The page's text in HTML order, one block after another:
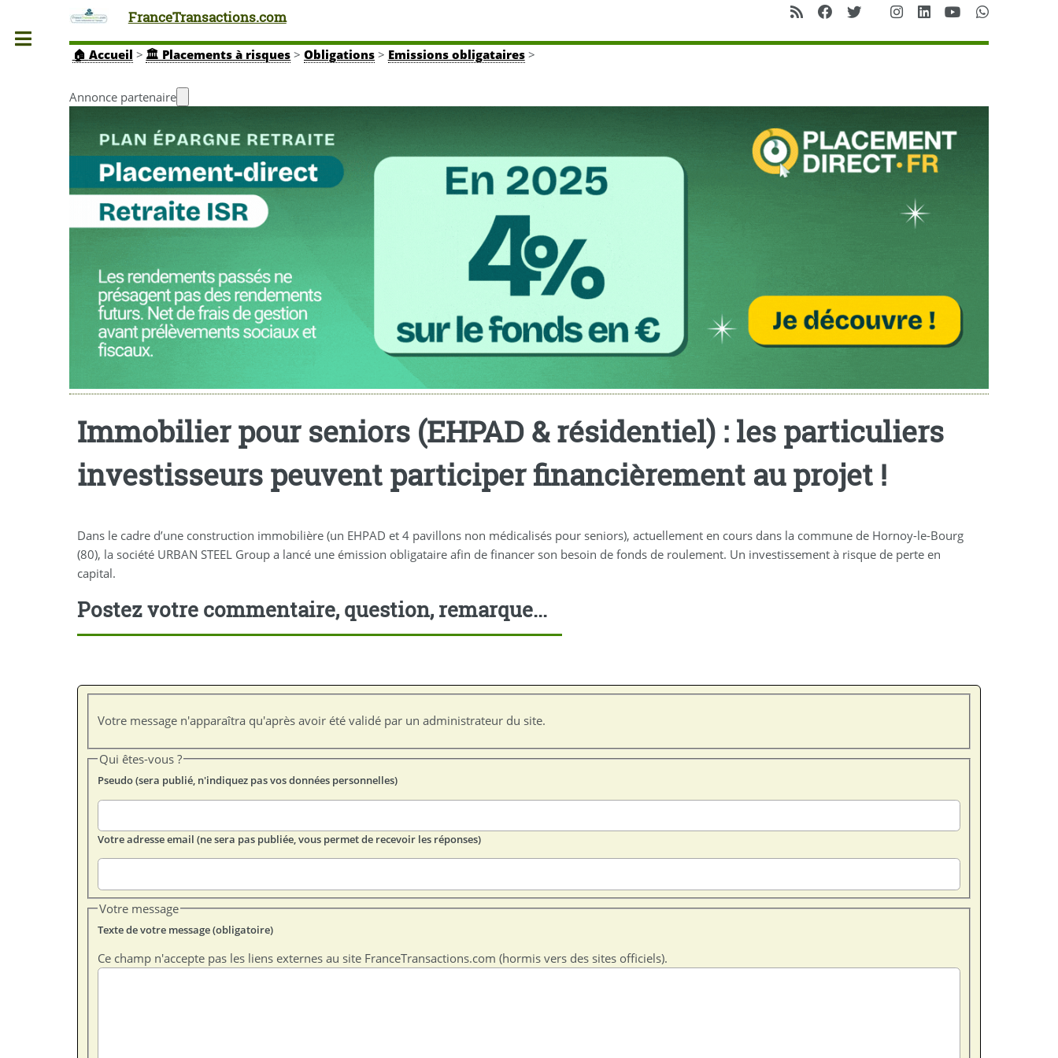
FranceTransactions.com
🏠 Accueil > 🏛️ Placements à risques > Obligations> Emissions obligataires>
Annonce partenaire
Immobilier pour seniors (EHPAD & résidentiel) : les particuliers
investisseurs peuvent participer financièrement au projet !
Dans le cadre d’une construction immobilière (un EHPAD et 4 pavillons non médicalisés pour seniors), actuellement en cours dans la commune de Hornoy-le-Bourg
(80), la société URBAN STEEL Group a lancé une émission obligataire afin de financer son besoin de fonds de roulement. Un investissement à risque de perte en
capital.
Postez votre commentaire, question, remarque...
Votre message n'apparaîtra qu'après avoir été validé par un administrateur du site.
Qui êtes-vous ?
Pseudo (sera publié, n'indiquez pas vos données personnelles)
Votre adresse email (ne sera pas publiée, vous permet de recevoir les réponses)
Votre message
Texte de votre message (obligatoire)
Ce champ n'accepte pas les liens externes au site FranceTransactions.com (hormis vers des sites officiels).
Toggle